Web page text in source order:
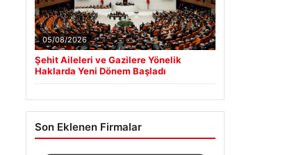
05/08/2026
Şehit Aileleri ve Gazilere Yönelik
Haklarda Yeni Dönem Başladı
Son Eklenen Firmalar